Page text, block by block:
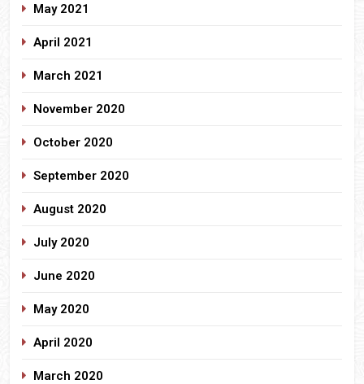
May 2021
April 2021
March 2021
November 2020
October 2020
September 2020
August 2020
July 2020
June 2020
May 2020
April 2020
March 2020